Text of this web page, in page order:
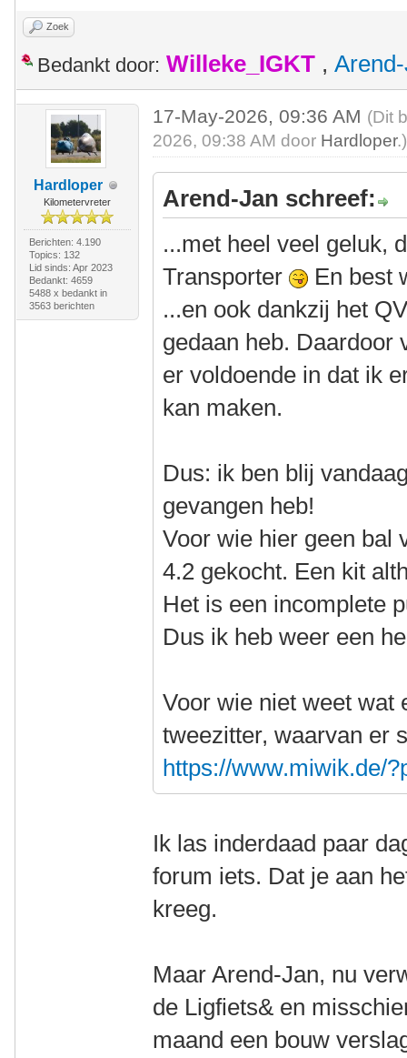
Zoek
Bedankt door: Willeke_IGKT ,
Hardloper
Kilometervreter
Berichten: 4.190
Topics: 132
Lid sinds: Apr 2023
Bedankt: 4659
5488 x bedankt in
3563 berichten
17-May-2026, 09:36 AM (Dit
2026, 09:38 AM door Hardloper.)
Arend-Jan schreef:
...met heel veel geluk,
Transporter
En best
...en ook dankzij het
gedaan heb. Daardoor
er voldoende in dat ik
kan maken.
Dus: ik ben blij
gevangen heb!
Voor wie hier geen bal
4.2 gekocht. Een kit
Het is een incomplete
Dus ik heb weer een
Voor wie niet weet wat
tweezitter, waarvan er
https://www.miwik.de/
Ik las inderdaad paar
forum iets. Dat je aan
kreeg.
Maar Arend-Jan, nu
de Ligfiets& en
maand een bouw